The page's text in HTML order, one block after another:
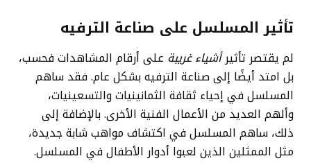
تأثير المسلسل على صناعة الترفيه
لم يقتصر تأثيرأشياء غريبة على أرقام المشاهدات فحسب،
بل امتد أيضًا إلى صناعة الترفيه بشكل عام. فقد ساهم
المسلسل في إحياء ثقافة الثمانينيات والتسعينيات،
وألهم العديد من الأعمال الفنية الأخرى. بالإضافة إلى
ذلك، ساهم المسلسل في اكتشاف مواهب شابة جديدة،
مثل الممثلين الذين لعبوا أدوار الأطفال في المسلسل.